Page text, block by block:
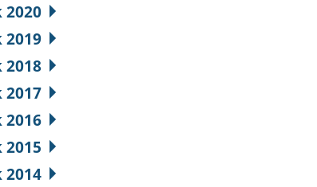
2020
2019
2018
2017
2016
2015
2014